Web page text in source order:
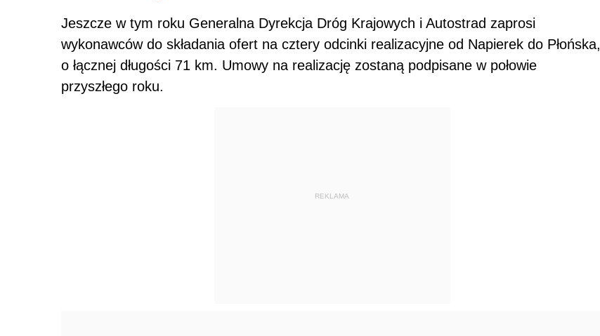
Jeszcze w tym roku Generalna Dyrekcja Dróg Krajowych i Autostrad zaprosi
wykonawców do składania ofert na cztery odcinki realizacyjne od Napierek do Płońska,
o łącznej długości 71 km. Umowy na realizację zostaną podpisane w połowie
przyszłego roku.
REKLAMA